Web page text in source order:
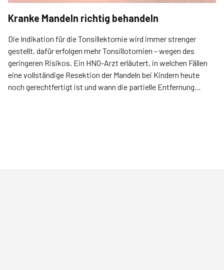
Kranke Mandeln richtig behandeln
Die Indikation für die Tonsillektomie wird immer strenger
gestellt, dafür erfolgen mehr Tonsillotomien – wegen des
geringeren Risikos. Ein HNO-Arzt erläutert, in welchen Fällen
eine vollständige Resektion der Mandeln bei Kindern heute
noch gerechtfertigt ist und wann die partielle Entfernung